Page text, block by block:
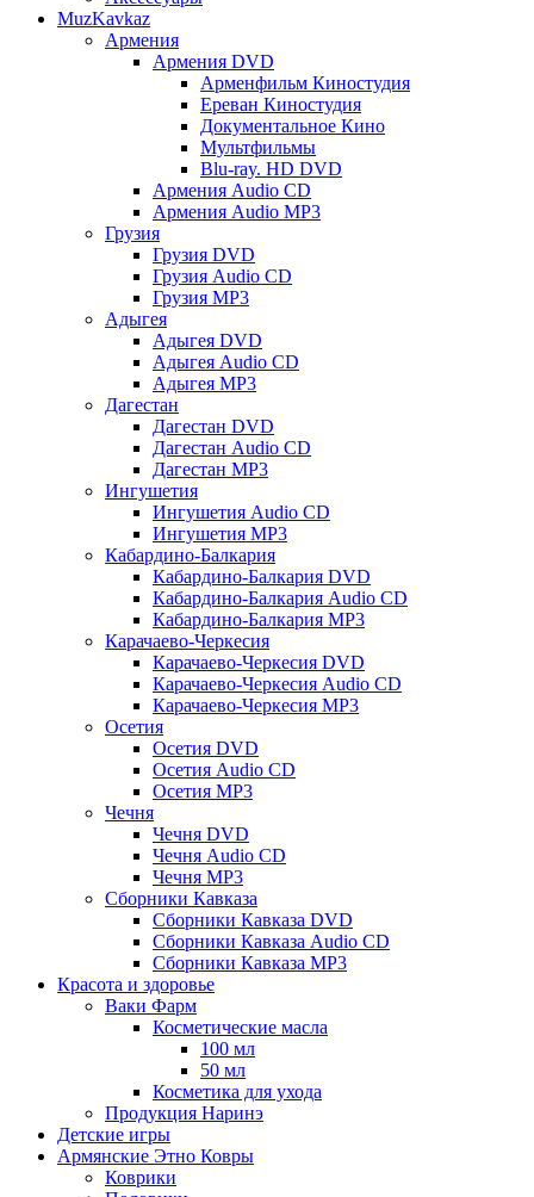
MuzKavkaz
Армения
Армения DVD
Арменфильм Киностудия
Ереван Киностудия
Документальное Кино
Мультфильмы
Blu-ray. HD DVD
Армения Audio CD
Армения Audio MP3
Грузия
Грузия DVD
Грузия Audio CD
Грузия MP3
Адыгея
Адыгея DVD
Адыгея Audio CD
Адыгея MP3
Дагестан
Дагестан DVD
Дагестан Audio CD
Дагестан MP3
Ингушетия
Ингушетия Audio CD
Ингушетия MP3
Кабардино-Балкария
Кабардино-Балкария DVD
Кабардино-Балкария Audio CD
Кабардино-Балкария MP3
Карачаево-Черкесия
Карачаево-Черкесия DVD
Карачаево-Черкесия Audio CD
Карачаево-Черкесия MP3
Осетия
Осетия DVD
Осетия Audio CD
Осетия MP3
Чечня
Чечня DVD
Чечня Audio CD
Чечня MP3
Сборники Кавказа
Сборники Кавказа DVD
Сборники Кавказа Audio CD
Сборники Кавказа MP3
Красота и здоровье
Ваки Фарм
Косметические масла
100 мл
50 мл
Косметика для ухода
Продукция Наринэ
Детские игры
Армянские Этно Ковры
Коврики